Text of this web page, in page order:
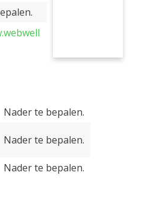
Nader te bepalen.
Nader te bepalen.
Nader te bepalen.